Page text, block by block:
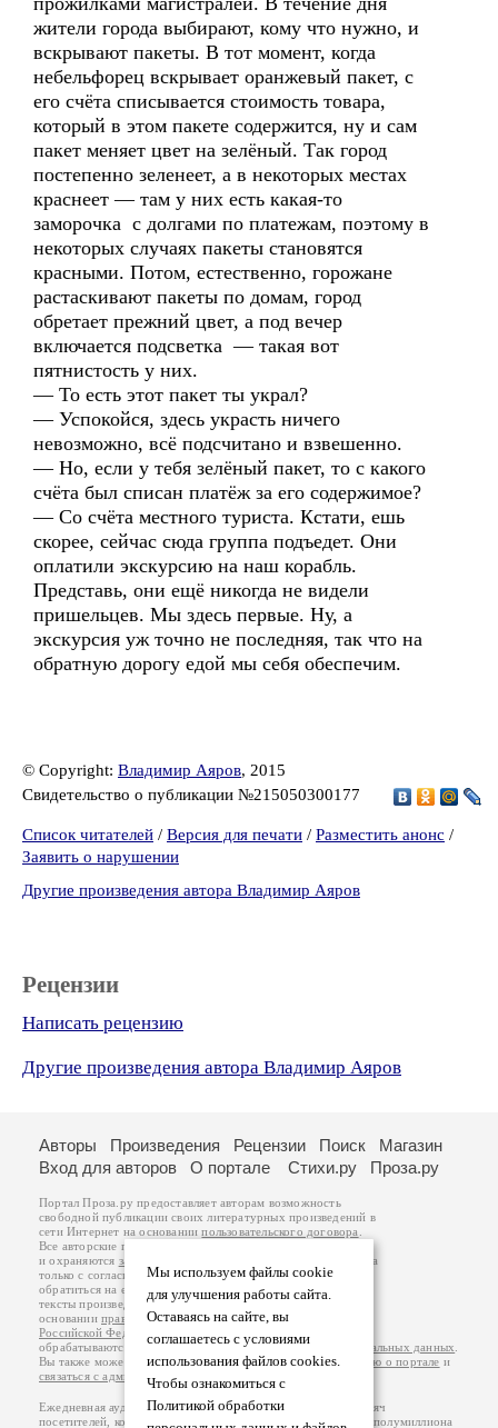
жители города выбирают, кому что нужно, и
вскрывают пакеты. В тот момент, когда
небельфорец вскрывает оранжевый пакет, с
его счёта списывается стоимость товара,
который в этом пакете содержится, ну и сам
пакет меняет цвет на зелёный. Так город
постепенно зеленеет, а в некоторых местах
краснеет — там у них есть какая-то
заморочка с долгами по платежам, поэтому в
некоторых случаях пакеты становятся
красными. Потом, естественно, горожане
растаскивают пакеты по домам, город
обретает прежний цвет, а под вечер
включается подсветка — такая вот
пятнистость у них.
— То есть этот пакет ты украл?
— Успокойся, здесь украсть ничего
невозможно, всё подсчитано и взвешенно.
— Но, если у тебя зелёный пакет, то с какого
счёта был списан платёж за его содержимое?
— Со счёта местного туриста. Кстати, ешь
скорее, сейчас сюда группа подъедет. Они
оплатили экскурсию на наш корабль.
Представь, они ещё никогда не видели
пришельцев. Мы здесь первые. Ну, а
экскурсия уж точно не последняя, так что на
обратную дорогу едой мы себя обеспечим.
© Copyright: Владимир Аяров, 2015
Свидетельство о публикации №215050300177
Список читателей / Версия для печати / Разместить анонс /
Заявить о нарушении
Другие произведения автора Владимир Аяров
Рецензии
Написать рецензию
Другие произведения автора Владимир Аяров
Мы используем файлы cookie
для улучшения работы сайта.
Оставаясь на сайте, вы
соглашаетесь с условиями
использования файлов cookies.
Чтобы ознакомиться с
Политикой обработки
Авторы Произведения Рецензии Поиск
Магазин
Вход для авторов
О портале Стихи.ру Проза.ру
Портал Проза.ру предоставляет авторам возможность
свободной публикации своих литературных произведений в
сети Интернет на основаниипользовательского договора
Все авторские права на произведения принадлежат авторам
и охраняются законом
. Перепечатка произведений возможна
только с согласия его автора, к которому вы можете
обратиться на его авторской странице. Ответственность за
тексты произведений авторы несут самостоятельно на
основанииправил публикацииизаконодательства
Российской Федерации
обрабатываются на основанииПолитики обработки персональных данных
Вы также можете посмотреть более подробнуюинформацию о портале и
связаться с администрацией
Ежедневная аудитория портала Проза.ру – порядка 100 тысяч
посетителей, которые в общей сумме просматривают более полумиллиона